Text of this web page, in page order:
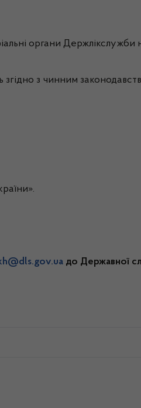
органи Держлікслужби на
з чинним
до Державної